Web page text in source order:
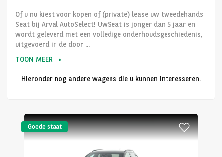
Of u nu kiest voor kopen of (private) lease uw tweedehands
Seat bij Arval AutoSelect! UwSeat is jonger dan 5 jaar en
wordt geleverd met een volledige onderhoudsgeschiedenis,
uitgevoerd in de door ...
TOON MEER
Hieronder nog andere wagens die u kunnen interesseren.
Goede staat